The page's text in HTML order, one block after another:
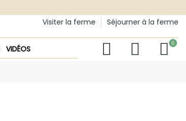
Visiter la ferme Séjourner à la ferme
VIDÉOS
0